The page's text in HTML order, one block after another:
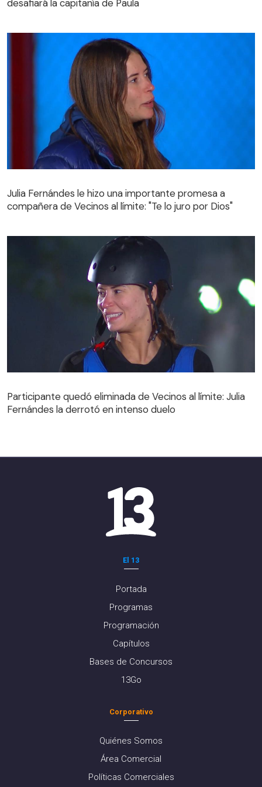
desafiará la capitanía de Paula
compañera de Vecinos al límite: "Te lo juro por Dios"
Julia Fernándes le hizo una importante promesa a
compañera de Vecinos al límite: "Te lo juro por Dios"
Fernándes la derrotó en intenso duelo
Participante quedó eliminada de Vecinos al límite: Julia
Fernándes la derrotó en intenso duelo
El 13
Portada
Programas
Programación
Capítulos
Bases de Concursos
13Go
Corporativo
Quiénes Somos
Área Comercial
Políticas Comerciales